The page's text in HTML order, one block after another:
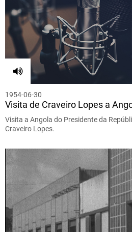
1954-06-30
Visita de Craveiro Lopes a
Visita a Angola do Presidente da
Craveiro Lopes.